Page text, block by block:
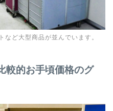
など大型商品が並んでいます。
較的お手頃価格のグ